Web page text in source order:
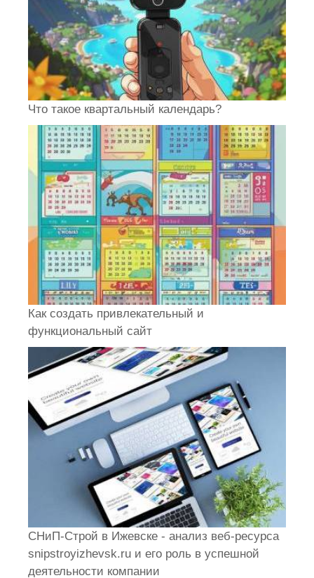
Что такое квартальный календарь?
Как создать привлекательный и
функциональный сайт
СНиП-Строй в Ижевске - анализ веб-ресурса
snipstroyizhevsk.ru и его роль в успешной
деятельности компании